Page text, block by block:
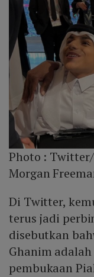
Photo :
Morgan
Di Twitter,
terus jadi
disebutkan
Ghanim
pembukaan